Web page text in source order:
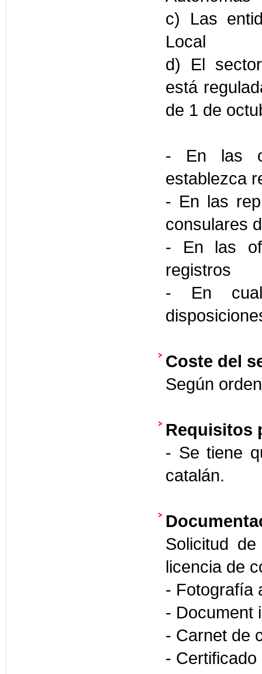
c) Las
Local
d) El
está
de 1 de
- En las
establezca
- En las
consulares
- En las
registros
- En
Coste del
Según
Requisitos
- Se tiene
catalán.
Solicitud
licencia de
- Fotografía
- Document
- Carnet de
-